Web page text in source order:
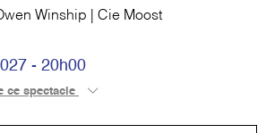
Winship | Cie Moost
- 20h00
ce spectacle